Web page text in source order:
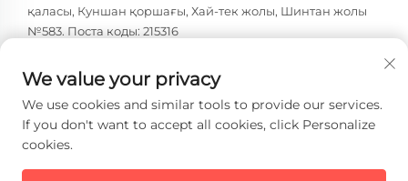
қаласы, Куншан қоршағы, Хай-тек жолы, Шинтан жолы
№583. Поста коды: 215316
Электрондық пошта:
[email protected]
Copyright © 2026 Faith-Han Intelligent Technology Co., Ltd.
Барлық құқықтар сақталған. -Жеке деректерді қорғау
We value your privacy
We use cookies and similar tools to provide our services.
If you don't want to accept all cookies, click Personalize
cookies.